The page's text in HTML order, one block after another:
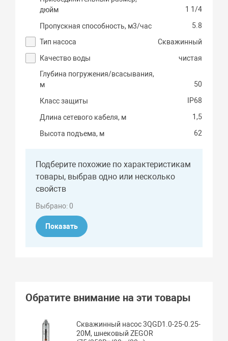
дюйм
1 1/4
Пропускная способность, м3/час
5.8
Тип насоса
Скважинный
Качество воды
чистая
Глубина погружения/всасывания,
м
50
Класс защиты IP68
Длина сетевого кабеля, м 1,5
Высота подъема, м 62
Подберите похожие по характеристикам
товары, выбрав одно или несколько
свойств
Выбрано:0
Показать
Обратите внимание на эти товары
Скважинный насос 3QGD1.0-25-0.25-
20M, шнековый ZEGOR